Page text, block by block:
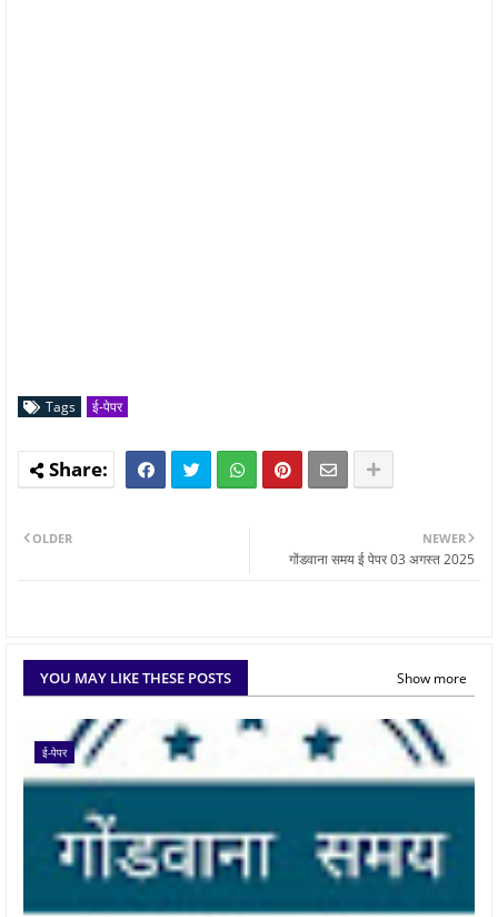
Tags ई-पेपर
NEWER
गोंडवाना समय ई पेपर 03 अगस्त 2025
OLDER
YOU MAY LIKE THESE POSTS Show more
ई-पेपर